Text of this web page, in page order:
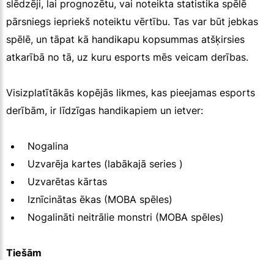
slēdzēji, lai prognozētu, vai noteikta statistika spēlē
pārsniegs iepriekš noteiktu vērtību. Tas var būt jebkas
spēlē, un tāpat kā handikapu kopsummas atšķirsies
atkarībā no tā, uz kuru esports mēs veicam derības.
Visizplatītākās kopējās likmes, kas pieejamas esports
derībām, ir līdzīgas handikapiem un ietver:
Nogalina
Uzvarēja kartes (labākajā series )
Uzvarētas kārtas
Iznīcinātas ēkas (MOBA spēles)
Nogalināti neitrālie monstri (MOBA spēles)
Tiešām